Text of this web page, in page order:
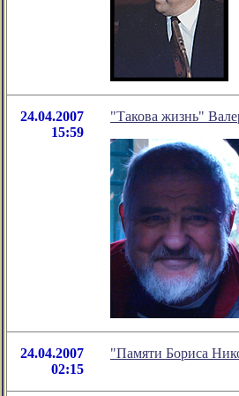
24.04.2007
15:59
"Такова жизнь"
24.04.2007
02:15
"Памяти Бориса